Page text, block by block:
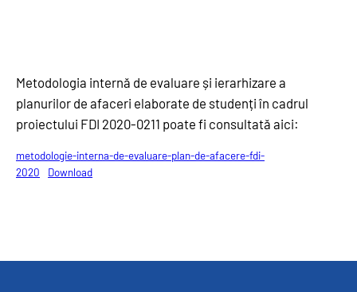
Metodologia internă de evaluare și ierarhizare a
planurilor de afaceri elaborate de studenți în cadrul
proiectului FDI 2020-0211 poate fi consultată aici:
metodologie-interna-de-evaluare-plan-de-afacere-fdi-
2020
Download